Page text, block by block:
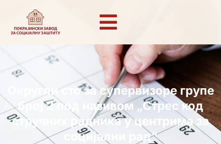
Округли сто за супервизоре групе
број 2 под називом „Стрес код
стручних радника у центрима за
социјални рад“